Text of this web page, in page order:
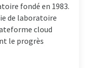
fondé en 1983.
de laboratoire
cloud
le progrès